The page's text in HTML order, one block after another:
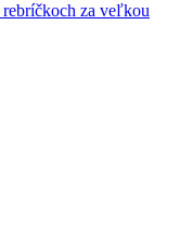
za veľkou